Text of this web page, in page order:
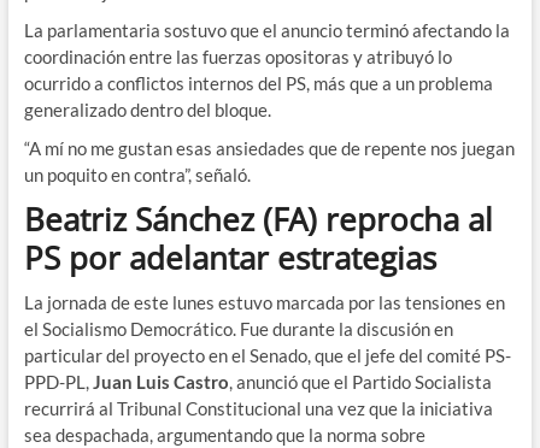
La parlamentaria sostuvo que el anuncio terminó afectando la
coordinación entre las fuerzas opositoras y atribuyó lo
ocurrido a conflictos internos del PS, más que a un problema
generalizado dentro del bloque.
“A mí no me gustan esas ansiedades que de repente nos juegan
un poquito en contra”,señaló.
Beatriz Sánchez (FA) reprocha al
PS por adelantar estrategias
La jornada de este lunes estuvo marcada por las tensiones en
el Socialismo Democrático. Fue durante la discusión en
particular del proyecto en el Senado, que el jefe del comité PS-
PPD-PL,Juan Luis Castro,anunció que el Partido Socialista
recurrirá al Tribunal Constitucional una vez que la iniciativa
sea despachada,argumentando que la norma sobre